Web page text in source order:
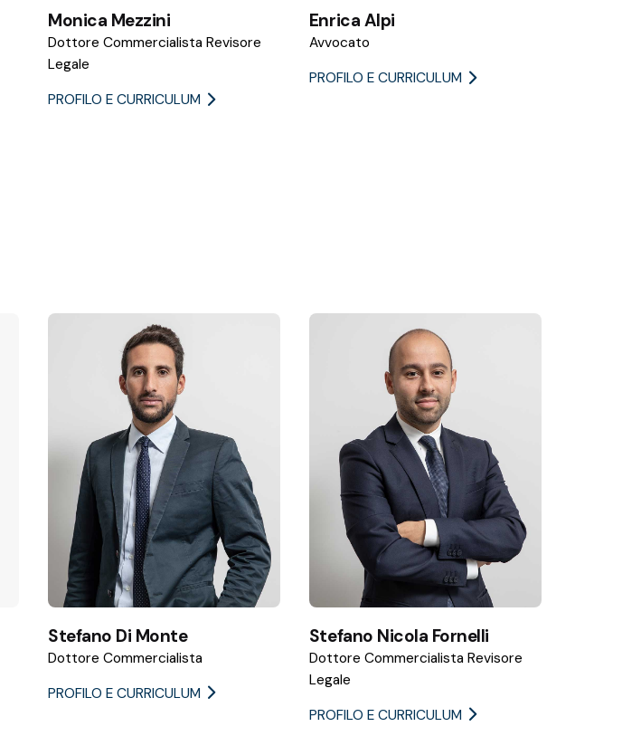
Monica Mezzini
Dottore Commercialista Revisore
Legale
PROFILO E CURRICULUM
Enrica Alpi
Avvocato
PROFILO E CURRICULUM
Stefano Di Monte
Dottore Commercialista
PROFILO E CURRICULUM
Stefano Nicola Fornelli
Dottore Commercialista Revisore
Legale
PROFILO E CURRICULUM